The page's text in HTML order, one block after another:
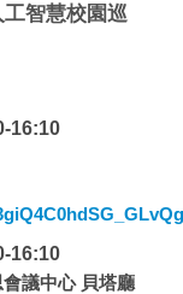
工智慧校園巡
16:10
16:10
議中心 貝塔廳